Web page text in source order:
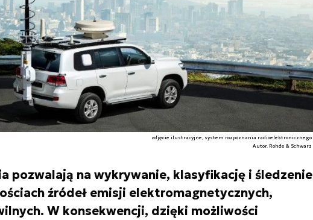
zdjęcie ilustracyjne, system rozpoznania radioelektronicznego
Autor. Rohde & Schwarz
pozwalają na wykrywanie, klasyfikację i śledzenie
źródeł emisji elektromagnetycznych,
W konsekwencji, dzięki możliwości